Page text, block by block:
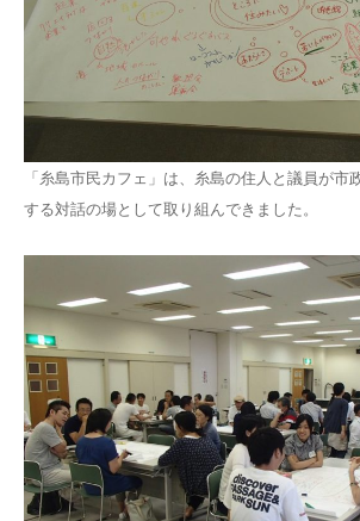
「糸島市民カフェ」は、糸島の住人と議員が市
する対話の場として取り組んできました。